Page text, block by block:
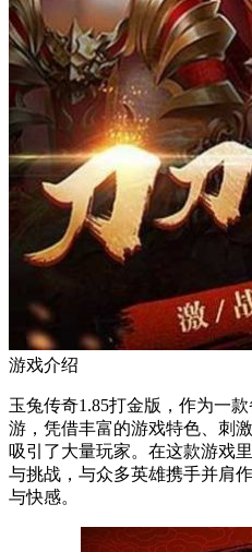
游戏介绍
玉兔传奇1.85打金版，作为一
游，凭借丰富的游戏特色、刺
吸引了大量玩家。在这款游戏
与挑战，与众多英雄携手并肩
与快感。